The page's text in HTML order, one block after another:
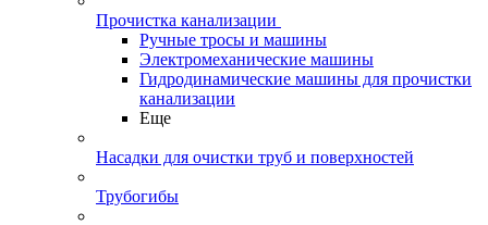
Прочистка канализации
Ручные тросы и машины
Электромеханические машины
Гидродинамические машины для прочистки
канализации
Еще
Насадки для очистки труб и поверхностей
Трубогибы